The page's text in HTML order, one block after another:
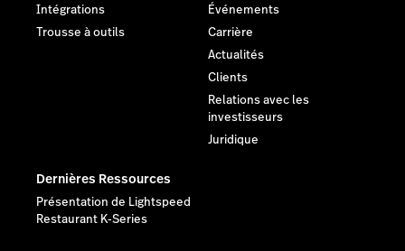
Intégrations
Trousse à outils
Événements
Carrière
Actualités
Clients
Relations avec les
investisseurs
Juridique
Dernières Ressources
Présentation de Lightspeed
Restaurant K-Series